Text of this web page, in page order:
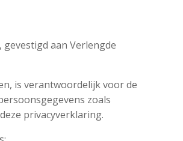
aan Verlengde
is verantwoordelijk voor de
zoals
privacyverklaring.